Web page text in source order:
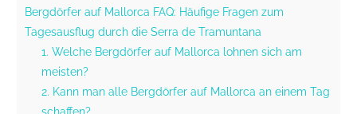
Bergdörfer auf Mallorca FAQ: Häufige Fragen zum
Tagesausflug durch die Serra de Tramuntana
1. Welche Bergdörfer auf Mallorca lohnen sich am
meisten?
2. Kann man alle Bergdörfer auf Mallorca an einem Tag